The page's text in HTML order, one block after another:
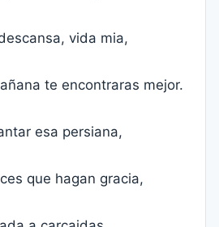
vida mia,
te encontraras mejor.
esa persiana,
que hagan gracia,